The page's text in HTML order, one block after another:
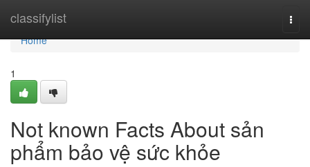
classifylist
Home
Home
1
Not known Facts About sản
phẩm bảo vệ sức khỏe